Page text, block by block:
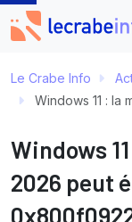
Le Crabe Info
Windows 11 : la mise à jour de
Windows
2026 peut